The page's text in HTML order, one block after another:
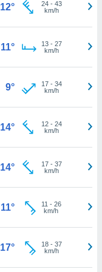
12° 24- 43
km/h
11° 13- 27
km/h
9° 17- 34
km/h
14° 12- 24
km/h
14° 17- 37
km/h
11° 11 - 26
km/h
17° 18- 37
km/h